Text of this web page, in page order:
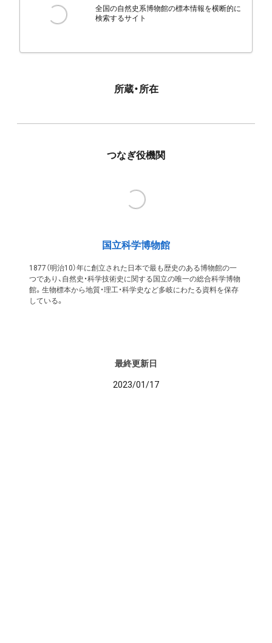
全国の自然史系博物館の標本情報を横断的に
検索するサイト
所蔵・所在
つなぎ役機関
国立科学博物館
1877（明治10）年に創立された日本で最も歴史のある博物館の一
つであり、自然史・科学技術史に関する国立の唯一の総合科学博物
館。生物標本から地質・理工・科学史など多岐にわたる資料を保存
している。
最終更新日
2023/01/17